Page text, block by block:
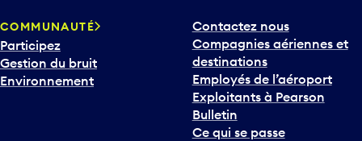
o
u
r
i
COMMUNAUTÉ
Participez
Gestion du bruit
Environnement
Contactez nous
Compagnies aériennes et
destinations
Employés de l’aéroport
Exploitants à Pearson
Bulletin
Ce qui se passe